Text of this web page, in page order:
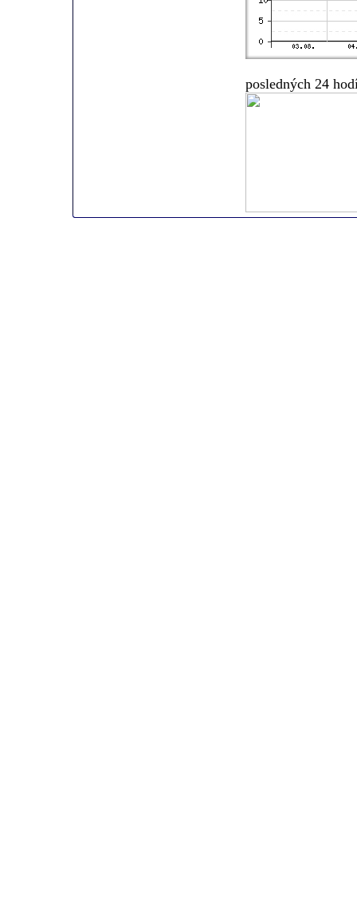
posledných 24